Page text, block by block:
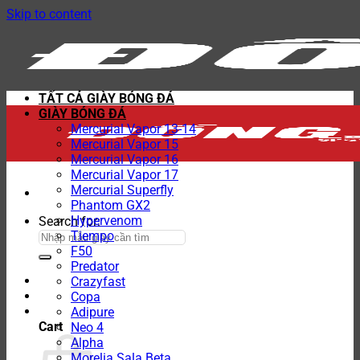
Skip to content
Search for:
Cart
TẤT CẢ GIÀY BÓNG ĐÁ
GIÀY BÓNG ĐÁ
Mercurial Vapor 13-14
Mercurial Vapor 15
Mercurial Vapor 16
Mercurial Vapor 17
Mercurial Superfly
Phantom GX2
Hypervenom
Tiempo
F50
Predator
Crazyfast
Copa
Adipure
Neo 4
Alpha